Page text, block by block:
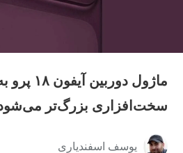
ماژول
سخت‌افزاری بزرگ‌تر
یوسف اسفندیاری